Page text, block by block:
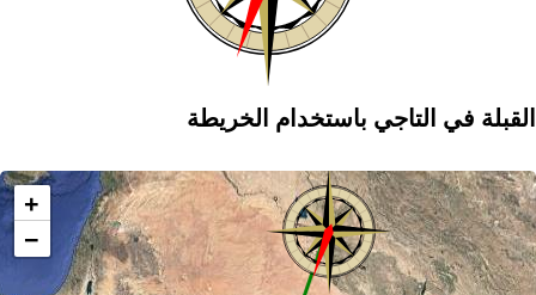
القبلة في التاجي باستخدام الخريطة
+
−